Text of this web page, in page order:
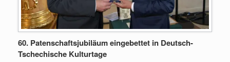
60. Patenschaftsjubiläum eingebettet in Deutsch-
Tschechische Kulturtage